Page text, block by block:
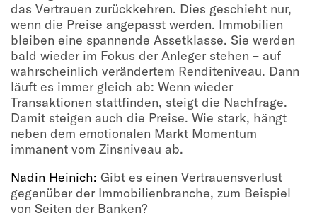
das Vertrauen zurückkehren. Dies geschieht nur,
wenn die Preise angepasst werden. Immobilien
bleiben eine spannende Assetklasse. Sie werden
bald wieder im Fokus der Anleger stehen – auf
wahrscheinlich verändertem Renditeniveau. Dann
läuft es immer gleich ab: Wenn wieder
Transaktionen stattfinden, steigt die Nachfrage.
Damit steigen auch die Preise. Wie stark, hängt
neben dem emotionalen Markt Momentum
immanent vom Zinsniveau ab.
Nadin Heinich: Gibt es einen Vertrauensverlust
gegenüber der Immobilienbranche, zum Beispiel
von Seiten der Banken?